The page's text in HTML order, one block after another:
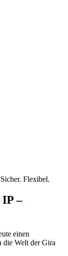
–
einen
die Welt der Gira